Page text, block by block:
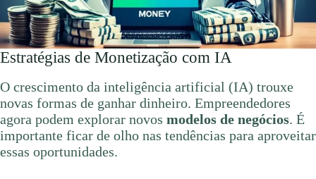
Estratégias de Monetização com IA
O crescimento da inteligência artificial (IA) trouxe
novas formas de ganhar dinheiro. Empreendedores
agora podem explorar novos modelos de negócios. É
importante ficar de olho nas tendências para aproveitar
essas oportunidades.